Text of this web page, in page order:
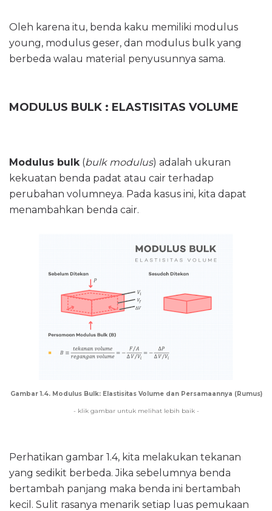
Oleh karena itu, benda kaku memiliki modulus
young, modulus geser, dan modulus bulk yang
berbeda walau material penyusunnya sama.
MODULUS BULK : ELASTISITAS VOLUME
Modulus bulk (bulk modulus) adalah ukuran
kekuatan benda padat atau cair terhadap
perubahan volumneya. Pada kasus ini, kita dapat
menambahkan benda cair.
Gambar 1.4. Modulus Bulk: Elastisitas Volume dan Persamaannya (Rumus)
- klik gambar untuk melihat lebih baik -
Perhatikan gambar 1.4, kita melakukan tekanan
yang sedikit berbeda. Jika sebelumnya benda
bertambah panjang maka benda ini bertambah
kecil. Sulit rasanya menarik setiap luas pemukaan